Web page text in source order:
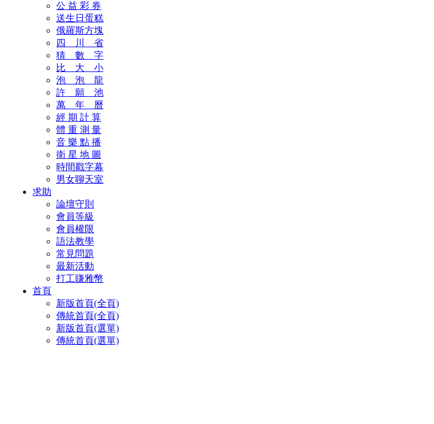
公 益 彩 券
送生日蛋糕
俄羅斯方塊
四 川 省
猜 數 字
比 大 小
泡 泡 龍
許 願 池
萬 年 曆
經 期 計 算
體 重 測 量
音 樂 點 播
衛 星 地 圖
時間戳字幕
男女聊天室
求助
論壇守則
會員等級
會員權限
語法教學
常見問題
最新活動
打工賺雅幣
首頁
新版首頁(全頁)
傳統首頁(全頁)
新版首頁(選單)
傳統首頁(選單)